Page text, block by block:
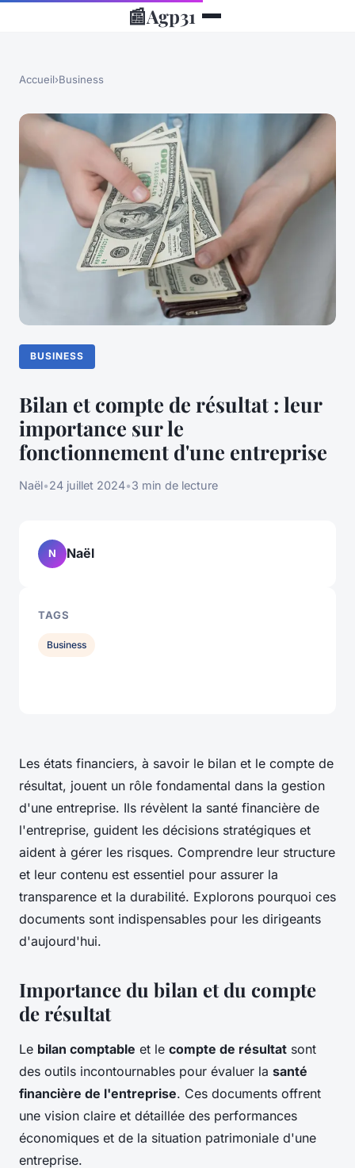
📰Agp31
Accueil›Business
BUSINESS
Bilan et compte de résultat : leur
importance sur le
fonctionnement d'une entreprise
Naël•24 juillet 2024•3 min de lecture
Les états financiers, à savoir le bilan et le compte de
résultat, jouent un rôle fondamental dans la gestion
d'une entreprise. Ils révèlent la santé financière de
l'entreprise, guident les décisions stratégiques et
aident à gérer les risques. Comprendre leur structure
et leur contenu est essentiel pour assurer la
transparence et la durabilité. Explorons pourquoi ces
documents sont indispensables pour les dirigeants
d'aujourd'hui.
Importance du bilan et du compte
de résultat
Le bilan comptable et le compte de résultat sont
des outils incontournables pour évaluer la santé
financière de l'entreprise. Ces documents offrent
une vision claire et détaillée des performances
économiques et de la situation patrimoniale d'une
entreprise.
N Naël
TAGS
Business